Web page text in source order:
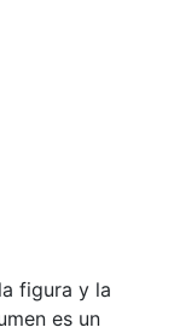
figura y la
es un